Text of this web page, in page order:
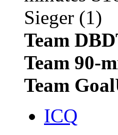
Team
Team 90-
Team
ICQ